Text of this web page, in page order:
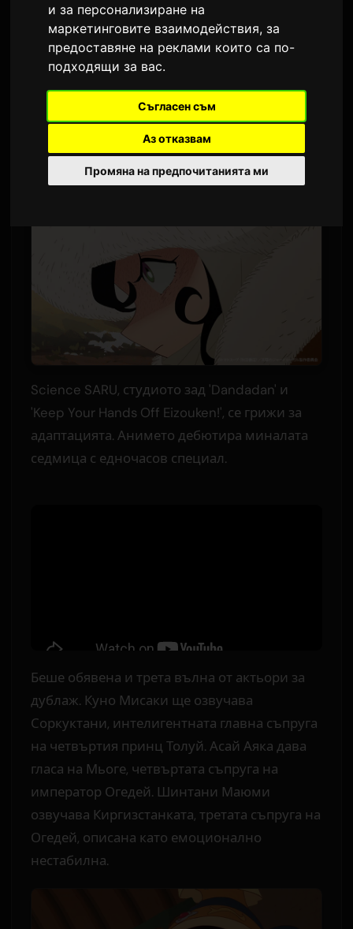
и за персонализиране на
маркетинговите взаимодействия,за
предоставяне на реклами които са по-
подходящи за вас.
Съгласен съм
Аз отказвам
Промяна на предпочитанията ми
Телевизионното аниме 'Tenmaku no
Jaadugar' (Палат на Нефритеният Орнамент)
за предстоящата си арка "Монголия". PV-то
представя няколко нови персонажа –
съпругите и съпружките на Монголската
империя.
Science SARU, студиото зад 'Dandadan' и
'Keep Your Hands Off Eizouken!', се грижи за
адаптацията. Анимето дебютира миналата
седмица с едночасов специал.
Беше обявена и трета вълна от актьори за
дублаж. Куно Мисаки ще озвучава
Соркуктани, интелигентната главна съпруга
на четвъртия принц Толуй. Асай Аяка дава
гласа на Мьоге, четвъртата съпруга на
император Огедей. Шинтани Маюми
озвучава Киргизстанката, третата съпруга на
Огедей, описана като емоционално
нестабилна.